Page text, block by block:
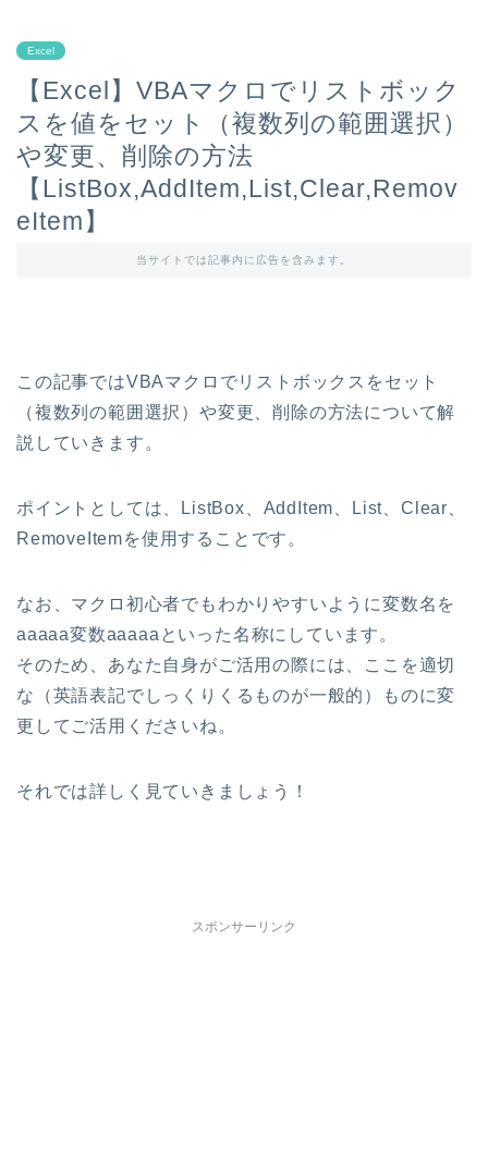
Excel
【Excel】VBAマクロでリストボック
スを値をセット（複数列の範囲選択）
や変更、削除の方法
【ListBox,AddItem,List,Clear,Remov
eItem】
当サイトでは記事内に広告を含みます。
この記事ではVBAマクロでリストボックスをセット
（複数列の範囲選択）や変更、削除の方法について解
説していきます。
ポイントとしては、ListBox、AddItem、List、Clear、
RemoveItemを使用することです。
なお、マクロ初心者でもわかりやすいように変数名を
aaaaa変数aaaaaといった名称にしています。
そのため、あなた自身がご活用の際には、ここを適切
な（英語表記でしっくりくるものが一般的）ものに変
更してご活用くださいね。
それでは詳しく見ていきましょう！
スポンサーリンク